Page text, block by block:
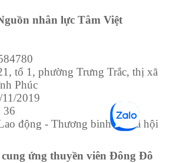
nhân lực Tâm Việt
tổ 1, phường Trưng Trắc, thị xã
Phúc
2019
36
động - Thương binh và Xã hội
ứng thuyền viên Đông Đô